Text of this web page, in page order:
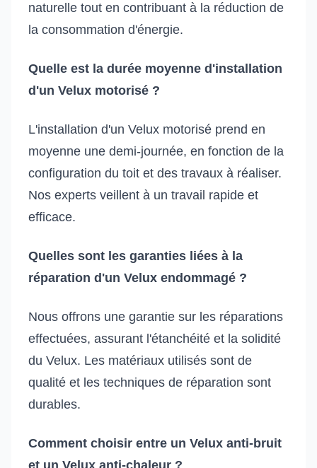
naturelle tout en contribuant à la réduction de
la consommation d'énergie.
Quelle est la durée moyenne d'installation
d'un Velux motorisé ?
L'installation d'un Velux motorisé prend en
moyenne une demi-journée, en fonction de la
configuration du toit et des travaux à réaliser.
Nos experts veillent à un travail rapide et
efficace.
Quelles sont les garanties liées à la
réparation d'un Velux endommagé ?
Nous offrons une garantie sur les réparations
effectuées, assurant l'étanchéité et la solidité
du Velux. Les matériaux utilisés sont de
qualité et les techniques de réparation sont
durables.
Comment choisir entre un Velux anti-bruit